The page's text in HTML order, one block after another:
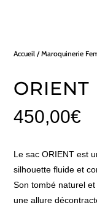
Accueil /Maroquinerie
ORIENT
450,00€
Le sac ORIENT est
silhouette fluide et
Son tombé naturel
une allure